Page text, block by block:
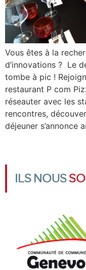
Vous êtes à la
d’innovations ? Le
tombe à pic !
restaurant P com
réseauter avec les
rencontres,
déjeuner s’annonce
ILS NOUS